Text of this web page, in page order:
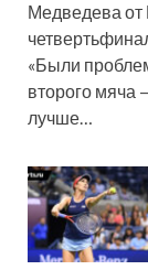
Медведева от
«Были
второго мяча
лучше…